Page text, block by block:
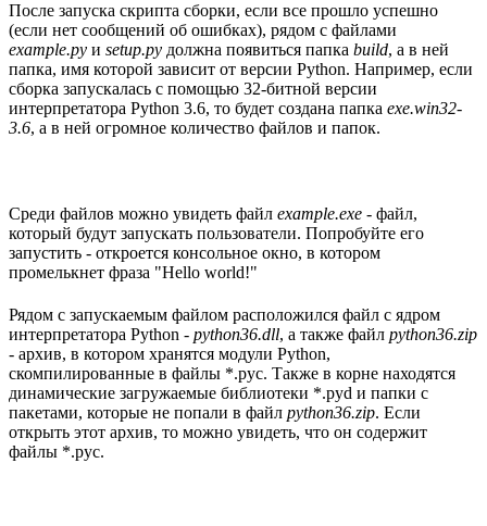
После запуска скрипта сборки, если все прошло успешно
(если нет сообщений об ошибках), рядом с файлами
example.py и setup.py должна появиться папка build, а в ней
папка, имя которой зависит от версии Python. Например, если
сборка запускалась с помощью 32-битной версии
интерпретатора Python 3.6, то будет создана папка exe.win32-
3.6, а в ней огромное количество файлов и папок.
Среди файлов можно увидеть файл example.exe - файл,
который будут запускать пользователи. Попробуйте его
запустить - откроется консольное окно, в котором
промелькнет фраза "Hello world!"
Рядом с запускаемым файлом расположился файл с ядром
интерпретатора Python - python36.dll, а также файл python36.zip
- архив, в котором хранятся модули Python,
скомпилированные в файлы *.pyc. Также в корне находятся
динамические загружаемые библиотеки *.pyd и папки с
пакетами, которые не попали в файл python36.zip. Если
открыть этот архив, то можно увидеть, что он содержит
файлы *.pyc.